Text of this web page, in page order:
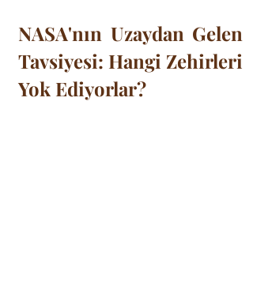
NASA'nın Uzaydan Gelen
Tavsiyesi: Hangi Zehirleri
Yok Ediyorlar?